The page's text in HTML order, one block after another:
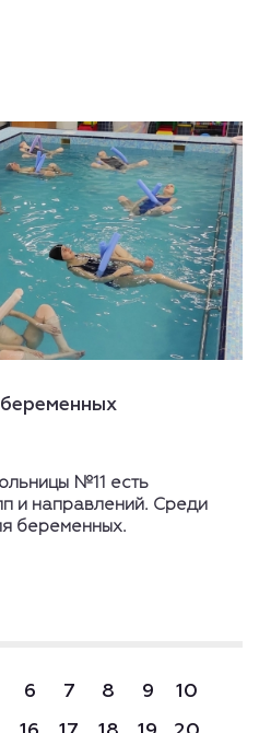
№11 есть
и направлений. Среди
беременных.
6 7 8 9
10